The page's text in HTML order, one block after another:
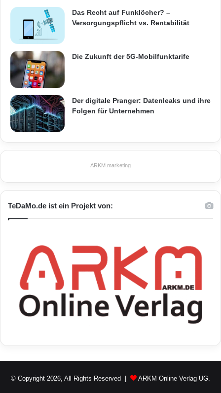
Das Recht auf Funklöcher? –
Versorgungspflicht vs. Rentabilität
Die Zukunft der 5G-Mobilfunktarife
Der digitale Pranger: Datenleaks und ihre
Folgen für Unternehmen
ARKM.marketing
TeDaMo.de ist ein Projekt von:
© Copyright 2026, All Rights Reserved | ARKM Online Verlag UG.